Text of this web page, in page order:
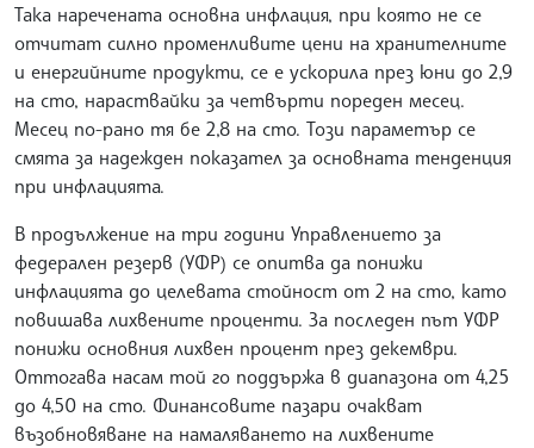
Така наречената основна инфлация, при която не се
отчитат силно променливите цени на хранителните
и енергийните продукти, се e ускорила през юни до 2,9
на сто, нараствайки за четвърти пореден месец.
Месец по-рано тя бе 2,8 на сто. Този параметър се
смята за надежден показател за основната тенденция
при инфлацията.
В продължение на три години Управлението за
федерален резерв (УФР) се опитва да понижи
инфлацията до целевата стойност от 2 на сто, като
повишава лихвените проценти. За последен път УФР
понижи основния лихвен процент през декември.
Оттогава насам той го поддържа в диапазона от 4,25
до 4,50 на сто. Финансовите пазари очакват
възобновяване на намаляването на лихвените